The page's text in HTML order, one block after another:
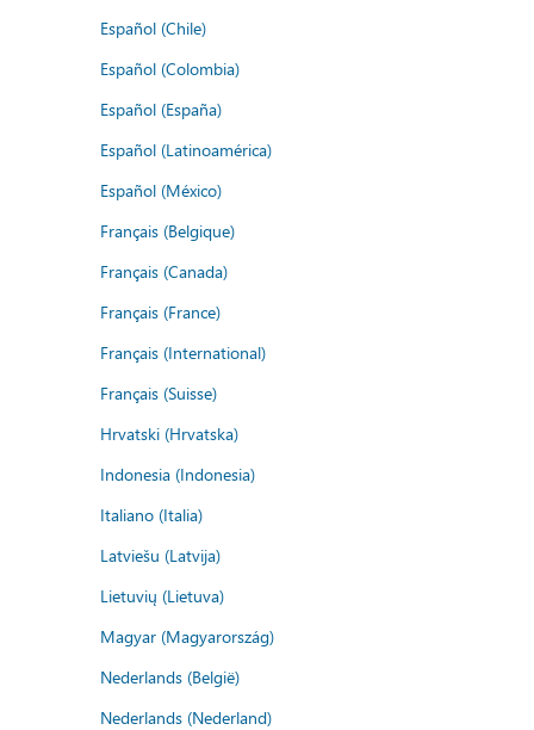
Español (Chile)
Español (Colombia)
Español (España)
Español (Latinoamérica)
Español (México)
Français (Belgique)
Français (Canada)
Français (France)
Français (International)
Français (Suisse)
Hrvatski (Hrvatska)
Indonesia (Indonesia)
Italiano (Italia)
Latviešu (Latvija)
Lietuvių (Lietuva)
Magyar (Magyarország)
Nederlands (België)
Nederlands (Nederland)